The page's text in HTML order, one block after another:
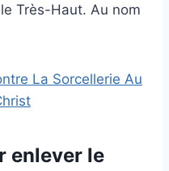
Très-Haut. Au nom
La Sorcellerie Au
enlever le